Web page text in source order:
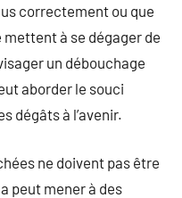
correctement ou que
à se dégager de
un débouchage
aborder le souci
dégâts à l’avenir.
ne doivent pas être
peut mener à des